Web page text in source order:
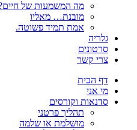
מה המשמעות של
מובנת… מאליו
אמת תמיד פשוטה.
גלריה
סרטונים
צרי קשר
דף הבית
מי אני
סדנאות וקורסים
תהליך פרטני
מושלמת או שלמה